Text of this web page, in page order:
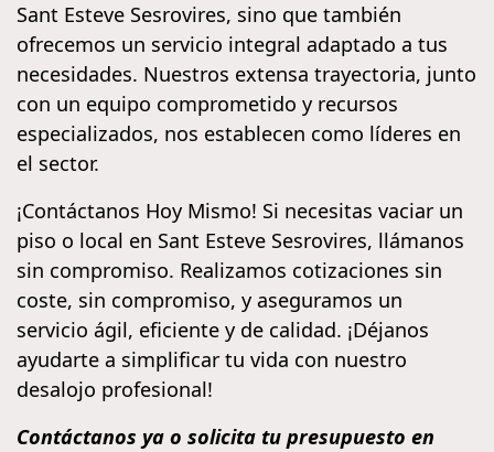
Sant Esteve Sesrovires, sino que también
ofrecemos un servicio integral adaptado a tus
necesidades. Nuestros extensa trayectoria, junto
con un equipo comprometido y recursos
especializados, nos establecen como líderes en
el sector.
¡Contáctanos Hoy Mismo! Si necesitas vaciar un
piso o local en Sant Esteve Sesrovires, llámanos
sin compromiso. Realizamos cotizaciones sin
coste, sin compromiso, y aseguramos un
servicio ágil, eficiente y de calidad. ¡Déjanos
ayudarte a simplificar tu vida con nuestro
desalojo profesional!
Contáctanos ya o solicita tu presupuesto en